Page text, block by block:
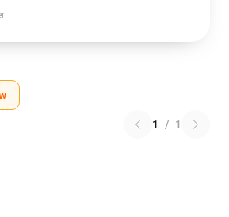
1 / 1